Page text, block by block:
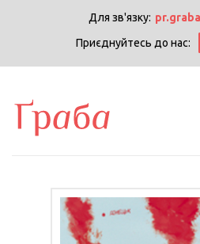
Для зв'язку:
Приєднуйтесь до нас: